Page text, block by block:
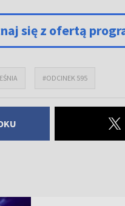
się z ofertą
#ODCINEK 595